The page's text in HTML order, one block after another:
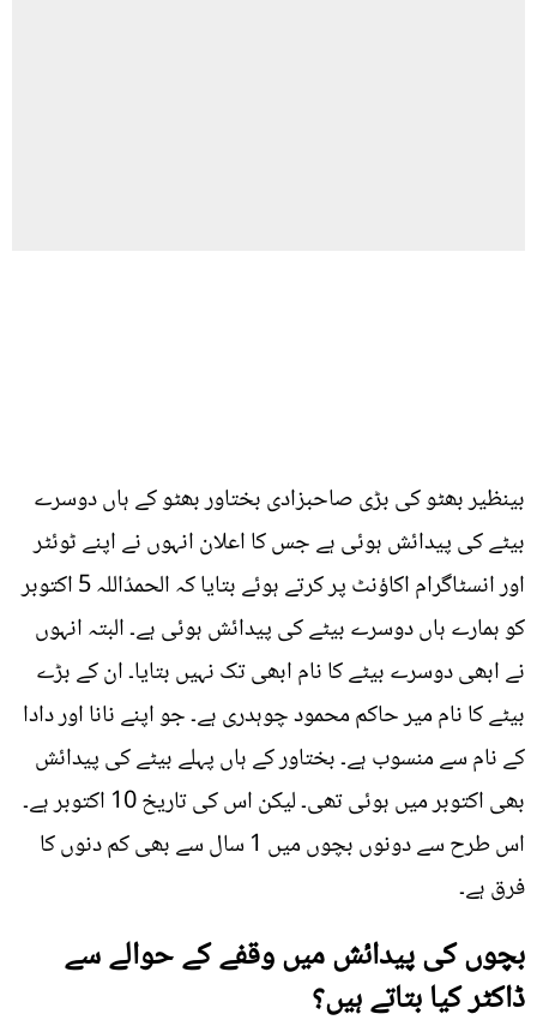
بینظیر بھٹو کی بڑی صاحبزادی بختاور بھٹو کے ہاں دوسرے
بیٹے کی پیدائش ہوئی ہے جس کا اعلان انہوں نے اپنے ٹوئٹر
اور انسٹاگرام اکاؤنٹ پر کرتے ہوئے بتایا کہ الحمدُاللہ 5 اکتوبر
کو ہمارے ہاں دوسرے بیٹے کی پیدائش ہوئی ہے۔ البتہ انہوں
نے ابھی دوسرے بیٹے کا نام ابھی تک نہیں بتایا۔ ان کے بڑے
بیٹے کا نام میر حاکم محمود چوہدری ہے۔ جو اپنے نانا اور دادا
کے نام سے منسوب ہے۔ بختاور کے ہاں پہلے بیٹے کی پیدائش
بھی اکتوبر میں ہوئی تھی۔ لیکن اس کی تاریخ 10 اکتوبر ہے۔
اس طرح سے دونوں بچوں میں 1 سال سے بھی کم دنوں کا
فرق ہے۔
بچوں کی پیدائش میں وقفے کے حوالے سے
ڈاکٹر کیا بتاتے ہیں؟